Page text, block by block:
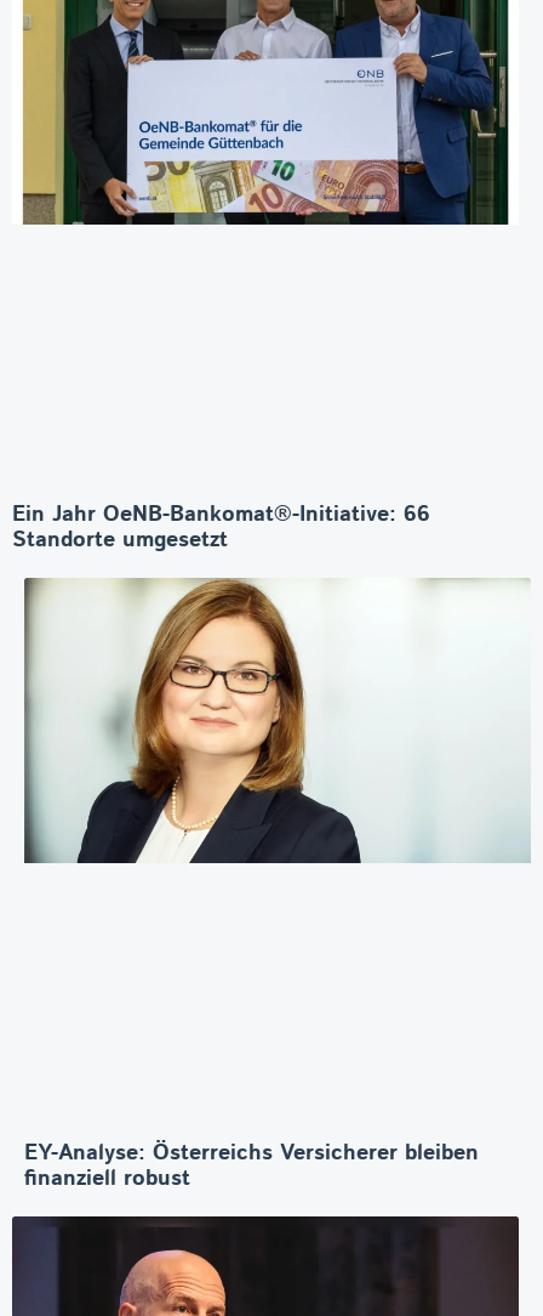
Ein Jahr OeNB-Bankomat®-Initiative: 66
Standorte umgesetzt
EY-Analyse: Österreichs Versicherer bleiben
finanziell robust